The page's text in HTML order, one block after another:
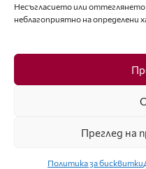
Несъгласието или
неблагоприятно на определени
Преглед на
Политика за бисквитки
Последвайте ни
Facebook
ISSN 1314-8915 Copyright ©